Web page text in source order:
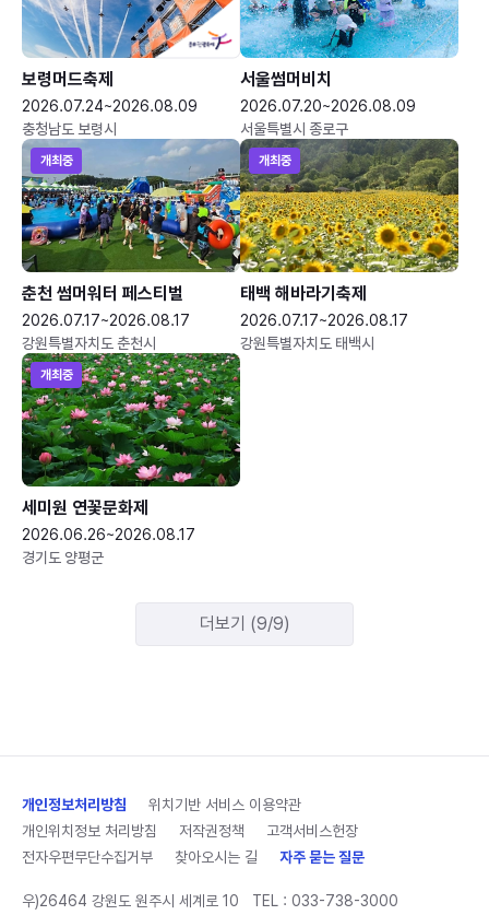
보령머드축제
2026.07.24~2026.08.09
충청남도 보령시
서울썸머비치
2026.07.20~2026.08.09
서울특별시 종로구
개최중
춘천 썸머워터 페스티벌
2026.07.17~2026.08.17
강원특별자치도 춘천시
개최중
태백 해바라기축제
2026.07.17~2026.08.17
강원특별자치도 태백시
개최중
세미원 연꽃문화제
2026.06.26~2026.08.17
경기도 양평군
더보기 (9/9)
개인정보처리방침
위치기반 서비스 이용약관
개인위치정보 처리방침
저작권정책
고객서비스헌장
전자우편무단수집거부
찾아오시는 길 자주 묻는 질문
우)26464 강원도 원주시 세계로 10 TEL : 033-738-3000